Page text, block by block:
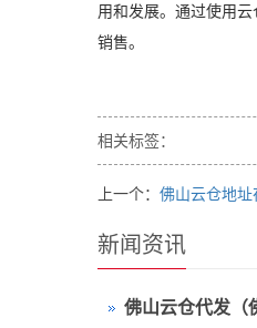
用和发展。通过使用
销售。
相关标签：
上一个： 佛山云仓地址
新闻资讯
佛山云仓代发（